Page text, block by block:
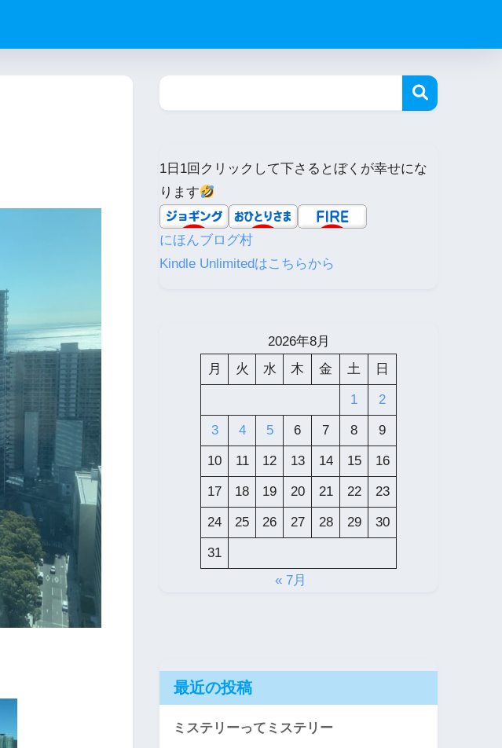
1日1回クリックして下さるとぼくが幸せにな
ります
にほんブログ村
Kindle Unlimitedはこちらから
2026年8月
月
火 水 木 金 土 日
1 2
3 4 5 6 7 8 9
10 11 12 13 14 15 16
17 18 19 20 21 22 23
24 25 26 27 28 29 30
31
« 7月
最近の投稿
ミステリーってミステリー